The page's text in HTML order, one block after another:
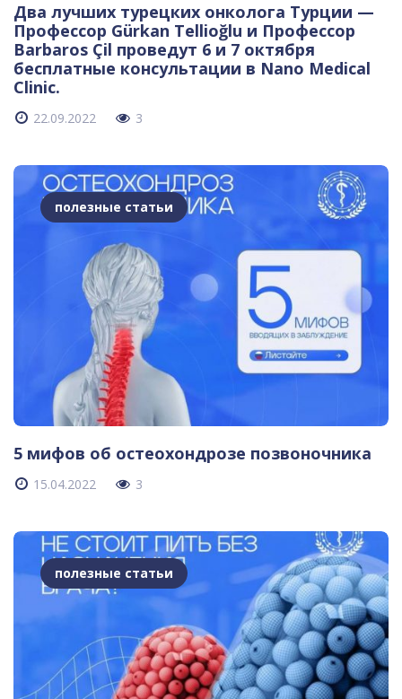
Два лучших турецких онколога Турции —
Профессор Gürkan Tellioğlu и Профессор
Barbaros Çil проведут 6 и 7 октября
бесплатные консультации в Nano Medical
Clinic.
22.09.2022 3
полезные статьи
5 мифов об остеохондрозе позвоночника
15.04.2022 3
полезные статьи